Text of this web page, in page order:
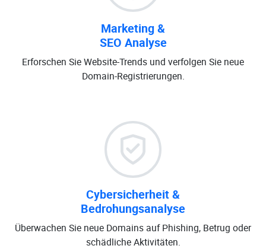
Marketing &
SEO Analyse
Erforschen Sie Website-Trends und verfolgen Sie neue
Domain-Registrierungen.
Cybersicherheit &
Bedrohungsanalyse
Überwachen Sie neue Domains auf Phishing, Betrug oder
schädliche Aktivitäten.